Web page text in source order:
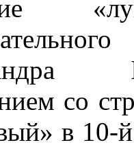
со
в 10-